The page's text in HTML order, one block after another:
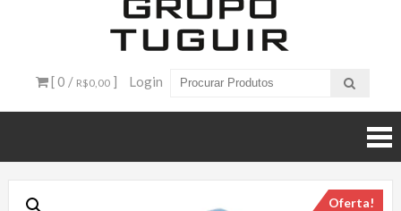
– Grupo
Tuguir
[ 0 / R$0,00 ] Login
Oferta!